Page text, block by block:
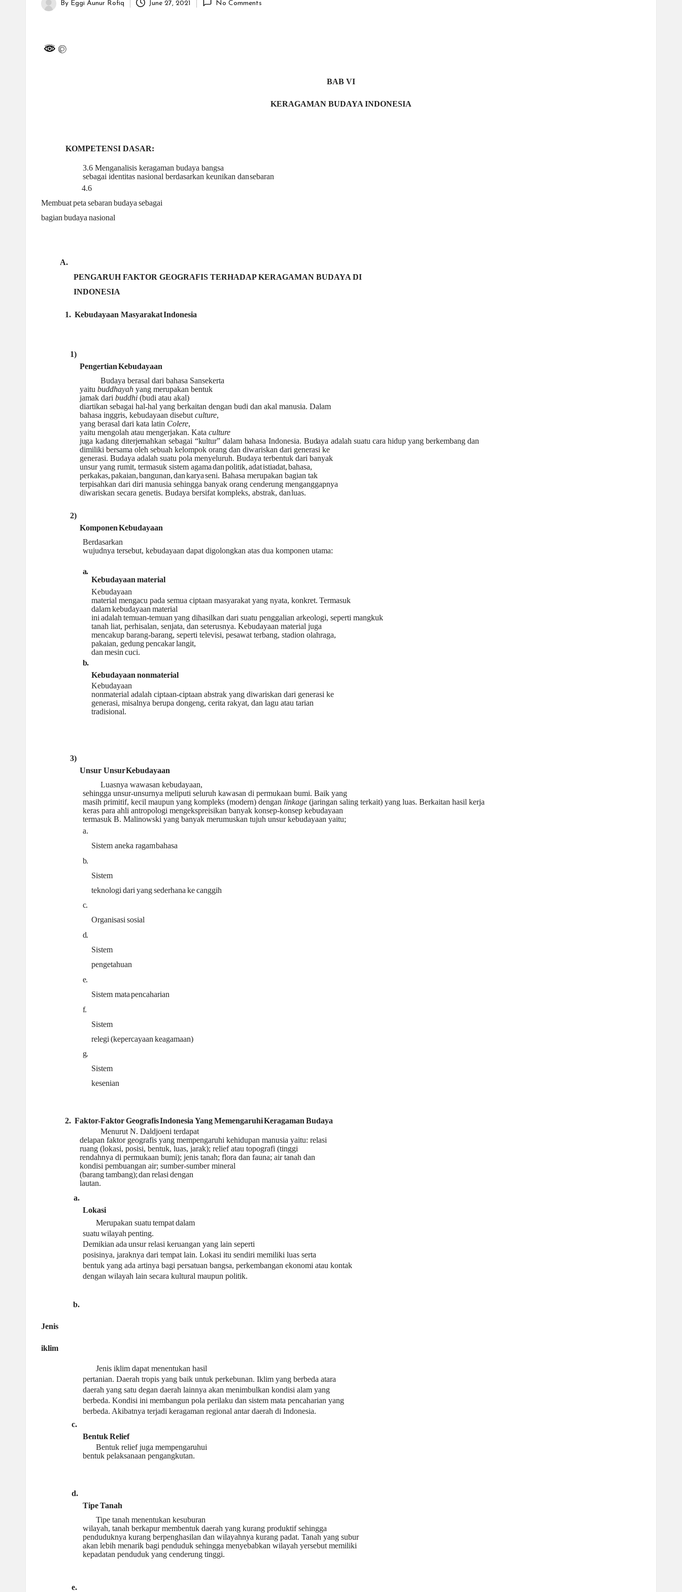
Posted
By Eggi Aunur Rofiq June 27, 2021 No Comments
BAB VI
KERAGAMAN BUDAYA INDONESIA
KOMPETENSI DASAR:
3.6 Menganalisis keragaman budaya bangsa
sebagai identitas nasional berdasarkan keunikan dansebaran
4.6
Membuatpeta sebaran budaya sebagai
bagian budaya nasional
A.
PENGARUH FAKTOR GEOGRAFIS TERHADAP KERAGAMAN BUDAYA DI
INDONESIA
1. Kebudayaan MasyarakatIndonesia
1)
PengertianKebudayaan
Budaya berasal dari bahasa Sansekerta
yaitu buddhayah yang merupakan bentuk
jamak dari buddhi (budi atau akal)
diartikan sebagai hal-hal yang berkaitan dengan budi dan akal manusia. Dalam
bahasa inggris, kebudayaan disebut culture,
yang berasal dari kata latin Colere,
yaitu mengolah atau mengerjakan. Kata culture
juga kadang diterjemahkan sebagai “kultur” dalam bahasa Indonesia. Budaya adalah suatu cara hidup yang berkembang dan
dimiliki bersama oleh sebuah kelompok orang dan diwariskan dari generasi ke
generasi. Budaya adalah suatu pola menyeluruh. Budaya terbentuk dari banyak
unsur yang rumit, termasuk sistem agamadanpolitik,adatistiadat,bahasa,
perkakas,pakaian,bangunan,dankaryaseni. Bahasa merupakan bagian tak
terpisahkan dari diri manusia sehingga banyak orang cenderung menganggapnya
diwariskan secara genetis. Budaya bersifat kompleks, abstrak, danluas.
2)
KomponenKebudayaan
Berdasarkan
wujudnya tersebut, kebudayaan dapat digolongkan atas dua komponen utama:
a.
Kebudayaan material
Kebudayaan
material mengacu pada semua ciptaan masyarakat yang nyata, konkret. Termasuk
dalam kebudayaan material
ini adalah temuan-temuan yang dihasilkan dari suatu penggalian arkeologi, seperti mangkuk
tanah liat, perhisalan, senjata, dan seterusnya. Kebudayaan material juga
mencakup barang-barang, seperti televisi, pesawat terbang, stadion olahraga,
pakaian, gedungpencakarlangit,
dan mesin cuci.
b.
Kebudayaan nonmaterial
Kebudayaan
nonmaterial adalah ciptaan-ciptaan abstrak yang diwariskan dari generasi ke
generasi, misalnya berupa dongeng, cerita rakyat, dan lagu atau tarian
tradisional.
3)
Unsur UnsurKebudayaan
Luasnya wawasan kebudayaan,
sehingga unsur-unsurnya meliputi seluruh kawasan di permukaan bumi. Baik yang
masih primitif, kecil maupun yang kompleks (modern) dengan linkage (jaringan saling terkait) yang luas. Berkaitan hasil kerja
keras para ahli antropologi mengekspreisikan banyak konsep-konsep kebudayaan
termasuk B. Malinowski yang banyak merumuskan tujuh unsur kebudayaan yaitu;
a.
Sistem aneka ragambahasa
b.
Sistem
teknologi dari yang sederhana ke canggih
c.
Organisasi sosial
d.
Sistem
pengetahuan
e.
Sistem matapencaharian
f.
Sistem
relegi (kepercayaan keagamaan)
g.
Sistem
kesenian
2. Faktor-FaktorGeografisIndonesiaYangMemengaruhiKeragamanBudaya
Menurut N. Daldjoeni terdapat
delapan faktor geografis yang mempengaruhi kehidupan manusia yaitu: relasi
ruang (lokasi, posisi, bentuk, luas, jarak); relief atau topografi (tinggi
rendahnya di permukaan bumi); jenis tanah; flora dan fauna; air tanah dan
kondisi pembuangan air; sumber-sumber mineral
(barang tambang);dan relasi dengan
lautan.
a.
Lokasi
Merupakan suatu tempat dalam
suatu wilayah penting.
Demikian ada unsur relasi keruangan yang lain seperti
posisinya, jaraknya dari tempat lain. Lokasi itu sendiri memiliki luas serta
bentuk yang ada artinya bagi persatuan bangsa, perkembangan ekonomi atau kontak
dengan wilayah lain secara kultural maupun politik.
b.
Jenis
iklim
Jenis iklim dapat menentukan hasil
pertanian. Daerah tropis yang baik untuk perkebunan. Iklim yang berbeda atara
daerah yang satu degan daerah lainnya akan menimbulkan kondisi alam yang
berbeda. Kondisi ini membangun pola perilaku dan sistem mata pencaharian yang
berbeda. Akibatnya terjadi keragaman regional antar daerah di Indonesia.
c.
BentukRelief
Bentuk relief juga mempengaruhui
bentuk pelaksanaan pengangkutan.
d.
TipeTanah
Tipe tanah menentukan kesuburan
wilayah, tanah berkapur membentuk daerah yang kurang produktif sehingga
penduduknya kurang berpenghasilan dan wilayahnya kurang padat. Tanah yang subur
akan lebih menarik bagi penduduk sehingga menyebabkan wilayah yersebut memiliki
kepadatan penduduk yang cenderung tinggi.
e.